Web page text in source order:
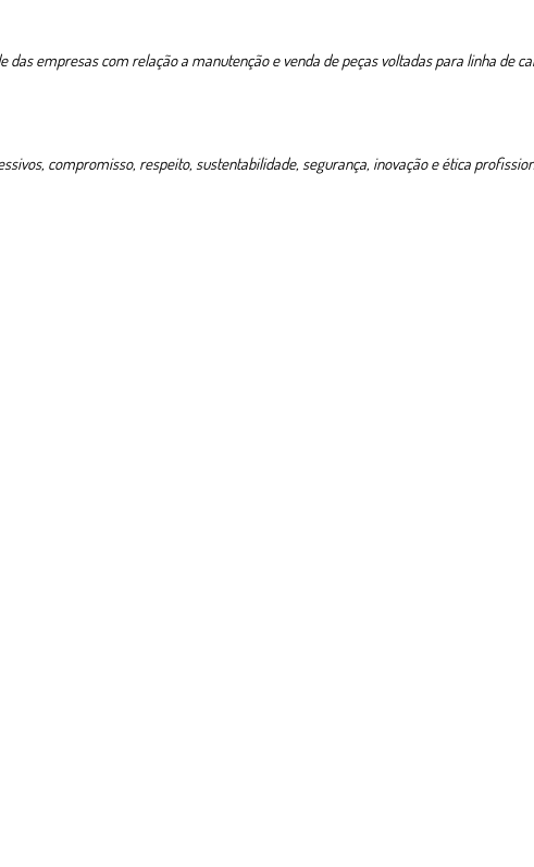
das empresas com relação a manutenção e venda de peças voltadas para linha de
compromisso, respeito, sustentabilidade, segurança, inovação e ética